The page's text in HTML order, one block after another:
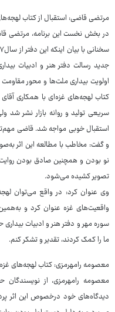
مرتضی قاضی: استقبال از کتاب
در بخش نخست این برنامه، مرتضی
جدید رسالت دفتر هنر و ادبیات
اولویت بیداری ملت‌ها و محور
کتاب لهجه‌های غزه‌ای با همکاری
سریعی تولید و روانه بازار نشر شد
استقبال خوبی مواجه شد. قاضی
و گفت: مخاطب با مطالعه این اثر
نو بودن و همچنین صادق بودن
تصویر کشیده می‌شود.
وی عنوان کرد: در واقع می‌توان
واقعیت‌های غزه عنوان کرد و
سوره‌ مهر و دفتر هنر و ادبیات
ما را کمک کردند، تقدیر و تشکر کنم.
معصومه رامهرمزی: کتاب لهجه‌های
معصومه رامهرمزی، از
دیدگاه‌های خود درخصوص این اثر